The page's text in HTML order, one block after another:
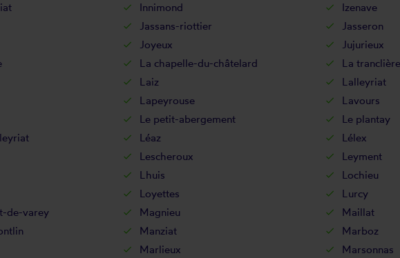
Innimond
Izenave
Jassans-riottier
Jasseron
Joyeux
Jujurieux
La chapelle-du-châtelard
La tranclière
Laiz
Lalleyriat
Lapeyrouse
Lavours
Le petit-abergement
Le plantay
Léaz
Lélex
Lescheroux
Leyment
Lhuis
Lochieu
Loyettes
Lurcy
de-varey Magnieu
Maillat
Manziat
Marboz
Marlieux
Marsonnas